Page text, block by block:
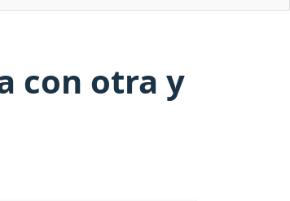
con otra y